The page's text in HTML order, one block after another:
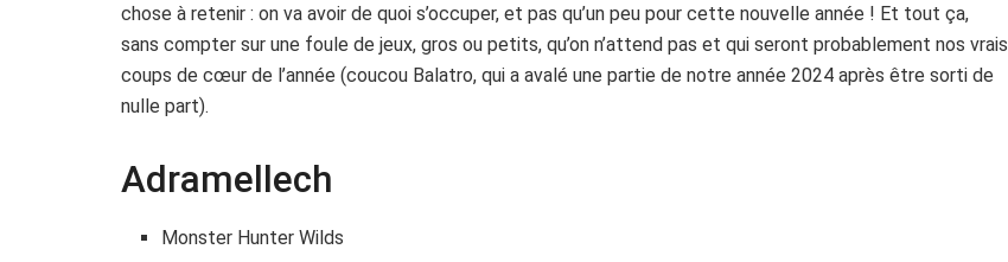
chose à retenir : on va avoir de quoi s’occuper, et pas qu’un peu pour cette nouvelle année ! Et tout ça,
sans compter sur une foule de jeux, gros ou petits, qu’on n’attend pas et qui seront probablement nos vrais
coups de cœur de l’année (coucou Balatro, qui a avalé une partie de notre année 2024 après être sorti de
nulle part).
Adramellech
Monster Hunter Wilds